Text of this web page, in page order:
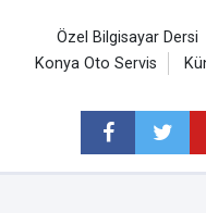
Özel Bilgisayar Dersi
Konya Oto Servis